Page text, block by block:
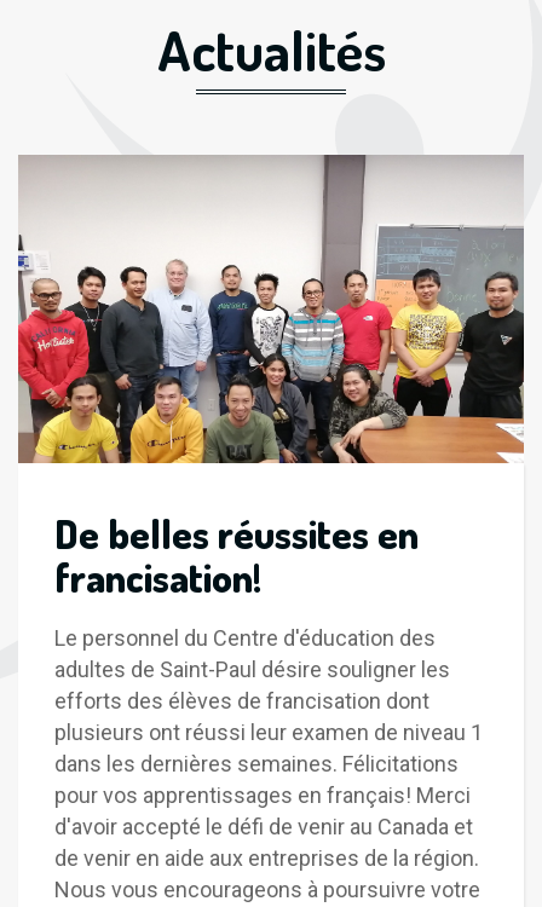
Actualités
De belles réussites en
francisation!
Le personnel du Centre d'éducation des
adultes de Saint-Paul désire souligner les
efforts des élèves de francisation dont
plusieurs ont réussi leur examen de niveau 1
dans les dernières semaines. Félicitations
pour vos apprentissages en français! Merci
d'avoir accepté le défi de venir au Canada et
de venir en aide aux entreprises de la région.
Nous vous encourageons à poursuivre votre